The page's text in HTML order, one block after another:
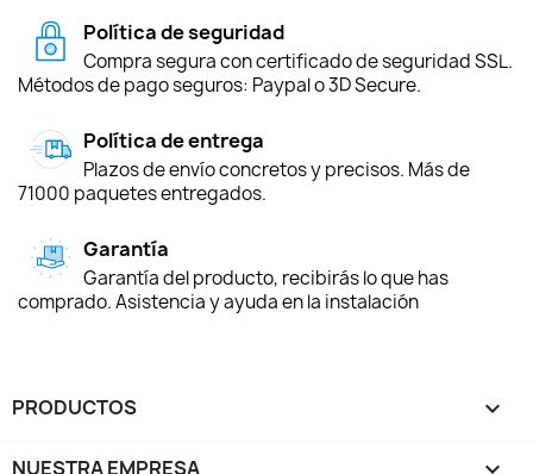
Política de seguridad
Compra segura con certificado de seguridad SSL.
Métodos de pago seguros: Paypal o 3D Secure.
Política de entrega
Plazos de envío concretos y precisos. Más de
71000 paquetes entregados.
Garantía
Garantía del producto, recibirás lo que has
comprado. Asistencia y ayuda en la instalación
PRODUCTOS 
NUESTRA EMPRESA